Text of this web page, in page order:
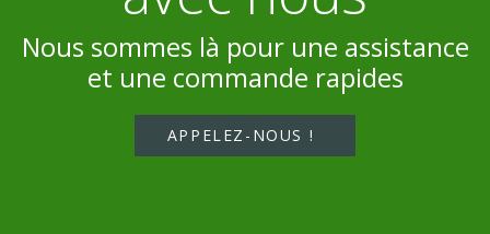
Nous sommes là pour une assistance
et une commande rapides
APPELEZ-NOUS !